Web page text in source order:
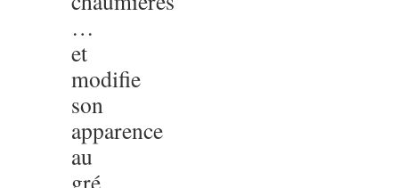
…
et
modifie
son
apparence
au